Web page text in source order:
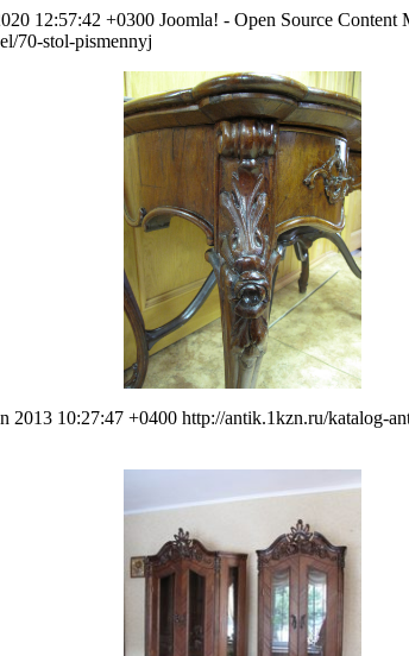
12:57:42 +0300 Joomla! - Open Source Content
70-stol-pismennyj
2013 10:27:47 +0400 http://antik.1kzn.ru/katalog-